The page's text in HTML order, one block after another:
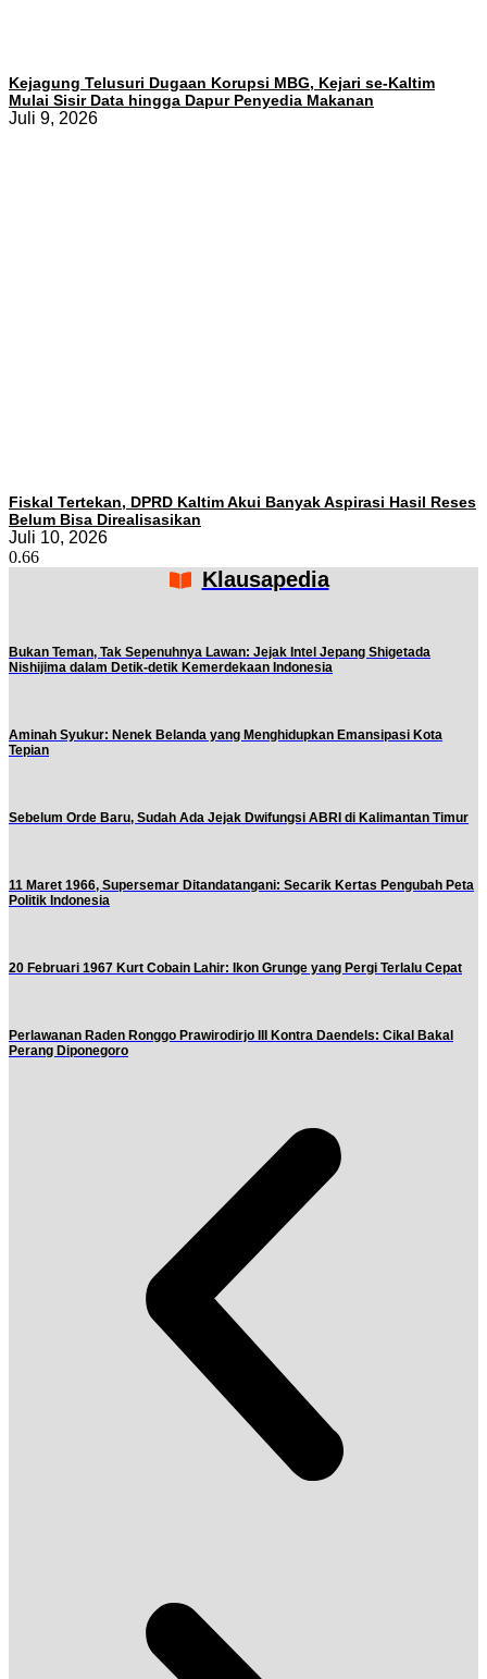
Kejagung Telusuri Dugaan Korupsi MBG, Kejari se-Kaltim
Mulai Sisir Data hingga Dapur Penyedia Makanan
Juli 9, 2026
Fiskal Tertekan, DPRD Kaltim Akui Banyak Aspirasi Hasil Reses
Belum Bisa Direalisasikan
Juli 10, 2026
Klausapedia
Bukan Teman, Tak Sepenuhnya Lawan: Jejak Intel Jepang Shigetada
Nishijima dalam Detik-detik Kemerdekaan Indonesia
Aminah Syukur: Nenek Belanda yang Menghidupkan Emansipasi Kota
Tepian
Sebelum Orde Baru, Sudah Ada Jejak Dwifungsi ABRI di Kalimantan Timur
11 Maret 1966, Supersemar Ditandatangani: Secarik Kertas Pengubah Peta
Politik Indonesia
20 Februari 1967 Kurt Cobain Lahir: Ikon Grunge yang Pergi Terlalu Cepat
Perlawanan Raden Ronggo Prawirodirjo III Kontra Daendels: Cikal Bakal
Perang Diponegoro